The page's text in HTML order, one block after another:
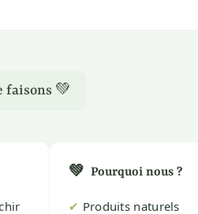
faisons 💚
💚 Pourquoi nous ?
✔ Produits naturels